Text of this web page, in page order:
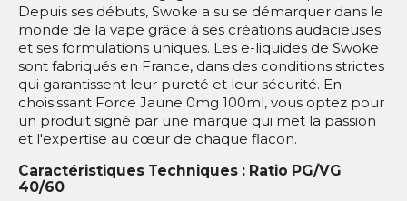
Depuis ses débuts, Swoke a su se démarquer dans le
monde de la vape grâce à ses créations audacieuses
et ses formulations uniques. Les e-liquides de Swoke
sont fabriqués en France, dans des conditions strictes
qui garantissent leur pureté et leur sécurité. En
choisissant Force Jaune 0mg 100ml, vous optez pour
un produit signé par une marque qui met la passion
et l'expertise au cœur de chaque flacon.
Caractéristiques Techniques : Ratio PG/VG
40/60